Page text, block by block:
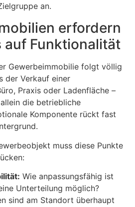
an.
erfordern
auf Funktionalität
Gewerbeimmobilie folgt völlig
der Verkauf einer
Praxis oder Ladenfläche –
die betriebliche
Komponente rückt fast
muss diese Punkte
Wie anpassungsfähig ist
Unterteilung möglich?
sind am Standort überhaupt